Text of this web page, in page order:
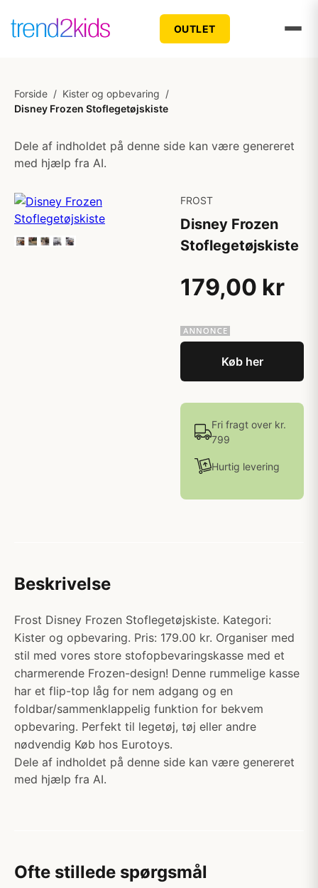
OUTLET
Forside / Kister og opbevaring /
Disney Frozen Stoflegetøjskiste
Dele af indholdet på denne side kan være genereret
med hjælp fra AI.
FROST
Disney Frozen
Stoflegetøjskiste
179,00 kr
Køb her
Fri fragt over kr.
799
Hurtig levering
Beskrivelse
Frost Disney Frozen Stoflegetøjskiste. Kategori:
Kister og opbevaring. Pris: 179.00 kr. Organiser med
stil med vores store stofopbevaringskasse med et
charmerende Frozen-design! Denne rummelige kasse
har et flip-top låg for nem adgang og en
foldbar/sammenklappelig funktion for bekvem
opbevaring. Perfekt til legetøj, tøj eller andre
nødvendig Køb hos Eurotoys.
Dele af indholdet på denne side kan være genereret
med hjælp fra AI.
Ofte stillede spørgsmål